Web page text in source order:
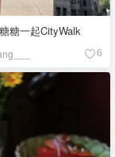
糖一起CityWalk
6